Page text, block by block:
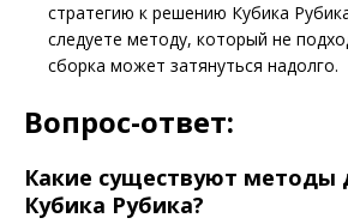
стратегию к решению Кубика
следуете методу, который не
сборка может затянуться надолго.
Вопрос-ответ:
Какие существуют методы
Кубика Рубика?